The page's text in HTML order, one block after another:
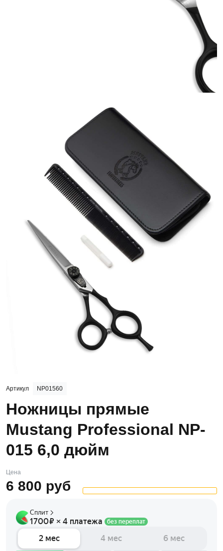
Артикул NP01560
Ножницы прямые
Mustang Professional NP-
015 6,0 дюйм
Цена
6 800 руб